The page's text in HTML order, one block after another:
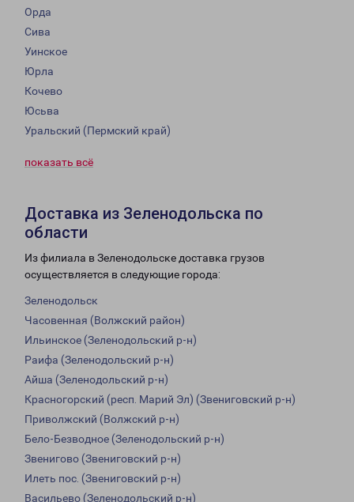
Орда
Сива
Уинское
Юрла
Кочево
Юсьва
Уральский (Пермский край)
показать всё
Доставка из Зеленодольска по
области
Из филиала в Зеленодольске доставка грузов
осуществляется в следующие города:
Зеленодольск
Часовенная (Волжский район)
Ильинское (Зеленодольский р-н)
Раифа (Зеленодольский р-н)
Айша (Зеленодольский р-н)
Красногорский (респ. Марий Эл) (Звениговский р-н)
Приволжский (Волжский р-н)
Бело-Безводное (Зеленодольский р-н)
Звенигово (Звениговский р-н)
Илеть пос. (Звениговский р-н)
Васильево (Зеленодольский р-н)